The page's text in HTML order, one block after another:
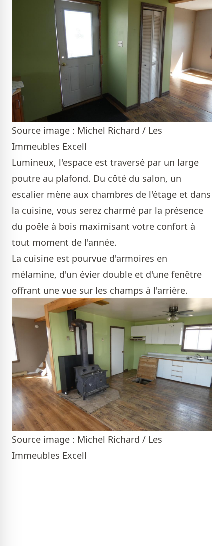
Source image : Michel Richard / Les
Immeubles Excell
Lumineux, l'espace est traversé par un large
poutre au plafond. Du côté du salon, un
escalier mène aux chambres de l'étage et dans
la cuisine, vous serez charmé par la présence
du poêle à bois maximisant votre confort à
tout moment de l'année.
La cuisine est pourvue d'armoires en
mélamine, d'un évier double et d'une fenêtre
offrant une vue sur les champs à l'arrière.
Source image : Michel Richard / Les
Immeubles Excell